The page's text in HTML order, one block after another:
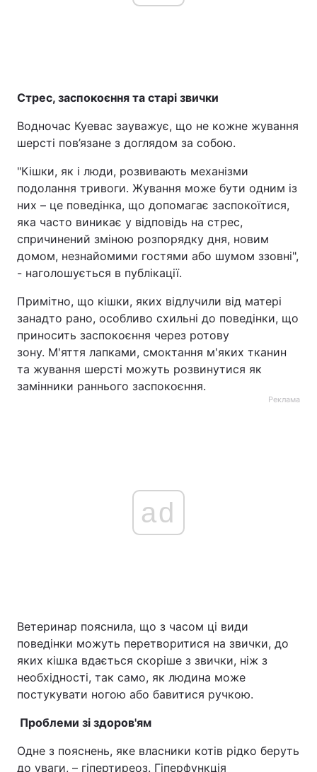
Стрес, заспокоєння та старі звички
Водночас Куевас зауважує, що не кожне жування
шерсті пов’язане з доглядом за собою.
"Кішки, як і люди, розвивають механізми
подолання тривоги. Жування може бути одним із
них – це поведінка, що допомагає заспокоїтися,
яка часто виникає у відповідь на стрес,
спричинений зміною розпорядку дня, новим
домом, незнайомими гостями або шумом ззовні",
- наголошується в публікації.
Примітно, що кішки, яких відлучили від матері
занадто рано, особливо схильні до поведінки, що
приносить заспокоєння через ротову
зону. М'яття лапками, смоктання м'яких тканин
та жування шерсті можуть розвинутися як
замінники раннього заспокоєння.
Реклама
ad
Ветеринар пояснила, що з часом ці види
поведінки можуть перетворитися на звички, до
яких кішка вдається скоріше з звички, ніж з
необхідності, так само, як людина може
постукувати ногою або бавитися ручкою.
Проблеми зі здоров'ям
Одне з пояснень, яке власники котів рідко беруть
до уваги, – гіпертиреоз. Гіперфункція